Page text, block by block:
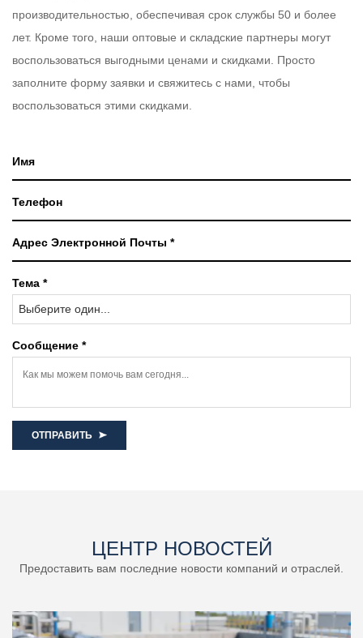
производительностью, обеспечивая срок службы 50 и более
лет. Кроме того, наши оптовые и складские партнеры могут
воспользоваться выгодными ценами и скидками. Просто
заполните форму заявки и свяжитесь с нами, чтобы
воспользоваться этими скидками.
Тема *
Выберите один...
Сообщение *
ОТПРАВИТЬ
ЦЕНТР НОВОСТЕЙ
Предоставить вам последние новости компаний и отраслей.